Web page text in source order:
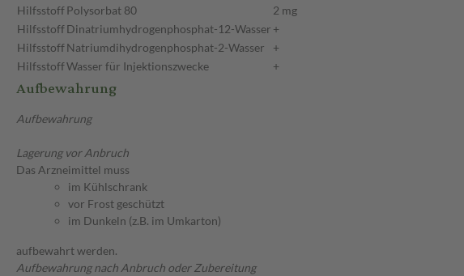
HilfsstoffPolysorbat 80
2 mg
HilfsstoffDinatriumhydrogenphosphat-12-Wasser +
HilfsstoffNatriumdihydrogenphosphat-2-Wasser
+
HilfsstoffWasser für Injektionszwecke +
Aufbewahrung
Aufbewahrung
Lagerung vor Anbruch
Das Arzneimittel muss
im Kühlschrank
vor Frost geschützt
im Dunkeln (z.B. im Umkarton)
aufbewahrt werden.
Aufbewahrung nach Anbruch oder Zubereitung